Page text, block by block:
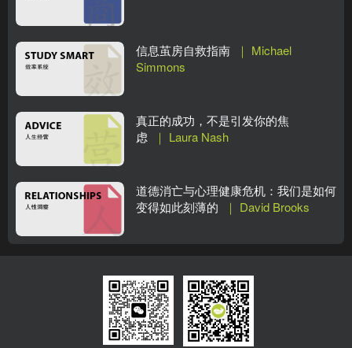
信息茧房自救指南 ｜ Michael
Simmons
真正的成功，不是引发你的焦
虑 ｜ Laura Nash
道德消亡与心理健康危机：我们是如何
变得如此刻薄的 ｜ David Brooks